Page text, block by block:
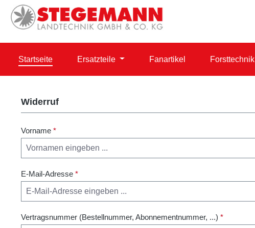
Hauptinhalt springen
Zur Suche springen
Zur Hauptnavigation springen
Startseite Ersatzteile Fanartikel Forsttechnik
Widerruf
Vorname *
E-Mail-Adresse *
Vertragsnummer (Bestellnummer, Abonnementnummer, ...) *